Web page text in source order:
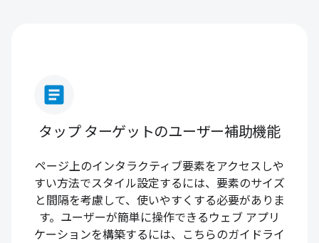
article
タップ ターゲットのユーザー補助機能
ページ上のインタラクティブ要素をアクセスしや
すい方法でスタイル設定するには、要素のサイズ
と間隔を考慮して、使いやすくする必要がありま
す。ユーザーが簡単に操作できるウェブ アプリ
ケーションを構築するには、こちらのガイドライ